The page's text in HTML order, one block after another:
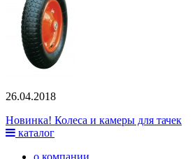
26.04.2018
Новинка! Колеса и камеры для тачек
каталог